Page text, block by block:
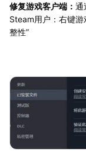
修复游戏客户端： 通
Steam用户：右键游
整性”